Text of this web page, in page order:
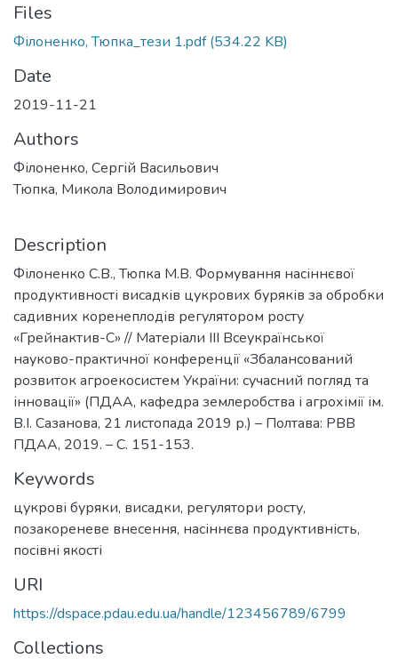
Files
Філоненко, Тюпка_тези 1.pdf(534.22 KB)
Date
2019-11-21
Authors
Філоненко, Сергій Васильович
Тюпка, Микола Володимирович
Description
Філоненко С.В., Тюпка М.В. Формування насіннєвої
продуктивності висадків цукрових буряків за обробки
садивних коренеплодів регулятором росту
«Грейнактив-С» // Матеріали ІІІ Всеукраїнської
науково-практичної конференції «Збалансований
розвиток агроекосистем України: сучасний погляд та
інновації» (ПДАА, кафедра землеробства і агрохімії ім.
В.І. Сазанова, 21 листопада 2019 р.) – Полтава: РВВ
ПДАА, 2019. – С. 151-153.
Keywords
цукрові буряки, висадки, регулятори росту,
позакореневе внесення, насіннєва продуктивність,
посівні якості
URI
https://dspace.pdau.edu.ua/handle/123456789/6799
Collections